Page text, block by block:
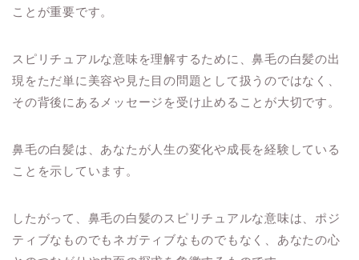
ことが重要です。
スピリチュアルな意味を理解するために、鼻毛の白髪の出
現をただ単に美容や見た目の問題として扱うのではなく、
その背後にあるメッセージを受け止めることが大切です。
鼻毛の白髪は、あなたが人生の変化や成長を経験している
ことを示しています。
したがって、鼻毛の白髪のスピリチュアルな意味は、ポジ
ティブなものでもネガティブなものでもなく、あなたの心